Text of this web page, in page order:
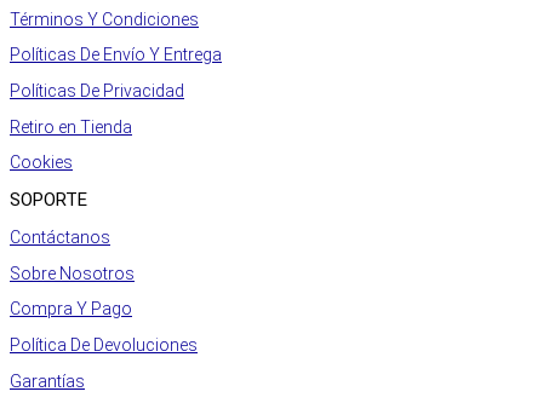
Términos Y Condiciones
Políticas De Envío Y Entrega
Políticas De Privacidad
Retiro en Tienda
Cookies
SOPORTE
Contáctanos
Sobre Nosotros
Compra Y Pago
Política De Devoluciones
Garantías